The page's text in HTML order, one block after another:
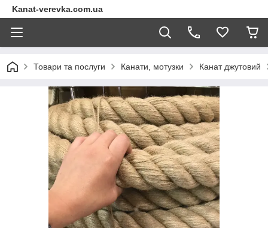
Kanat-verevka.com.ua
Товари та послуги Канати, мотузки Канат джутовий